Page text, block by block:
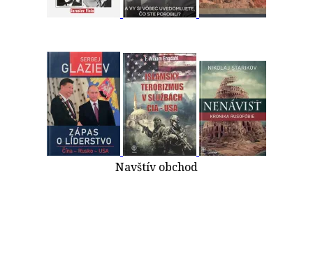
Navštív obchod